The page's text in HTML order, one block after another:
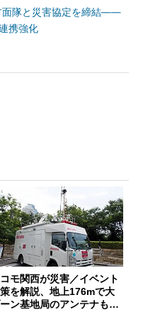
面隊と災害協定を締結――
携強化
コモ関西が災害／イベント
を解説、地上176mで大
ン基地局のアンテナも確